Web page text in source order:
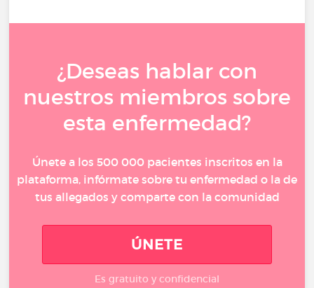
¿Deseas hablar con
nuestros miembros sobre
esta enfermedad?
Únete a los 500 000 pacientes inscritos en la
plataforma, infórmate sobre tu enfermedad o la de
tus allegados y comparte con la comunidad
ÚNETE
Es gratuito y confidencial